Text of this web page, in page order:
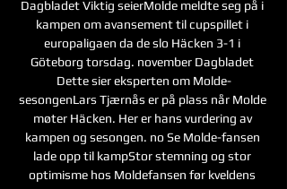
Dagbladet Viktig seierMolde meldte seg på i
kampen om avansement til cupspillet i
europaligaen da de slo Häcken 3-1 i
Göteborg torsdag. november Dagbladet
Dette sier eksperten om Molde-
sesongenLars Tjærnås er på plass når Molde
møter Häcken. Her er hans vurdering av
kampen og sesongen. no Se Molde-fansen
lade opp til kampStor stemning og stor
optimisme hos Moldefansen før kveldens